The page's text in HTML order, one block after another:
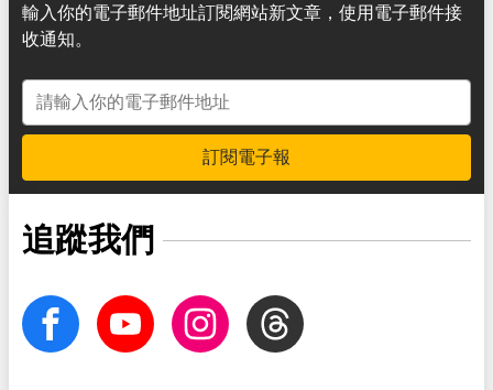
輸入你的電子郵件地址訂閱網站新文章，使用電子郵件接
收通知。
電子郵件地址
訂閱電子報
追蹤我們
facebook Youtube InstagramThreads